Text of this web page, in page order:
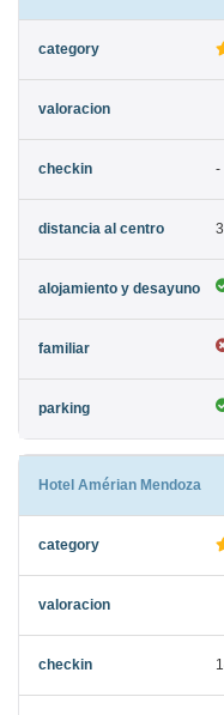
-
Hotel Amérian Mendoza